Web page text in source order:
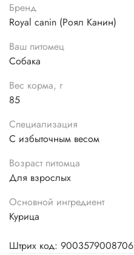
Бренд
Royal canin (Роял Канин)
Ваш питомец
Собака
Вес корма, г
85
Специализация
С избыточным весом
Возраст питомца
Для взрослых
Основной ингредиент
Курица
Штрих код: 9003579008706